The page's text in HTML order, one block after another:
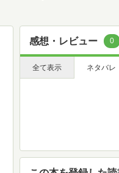
感想・レビュー 0
全て表示 ネタバレ